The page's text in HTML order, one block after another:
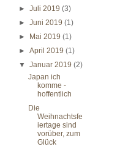
►Juli 2019(3)
►Juni 2019(1)
►
Mai 2019(1)
►April 2019(1)
▼Januar 2019(2)
Japan ich
komme -
hoffentlich
Die
Weihnachtsfe
iertage sind
vorüber, zum
Glück